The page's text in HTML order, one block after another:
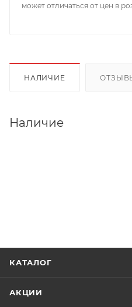
может отличаться от цен в
НАЛИЧИЕ
Наличие
КАТАЛОГ
АКЦИИ